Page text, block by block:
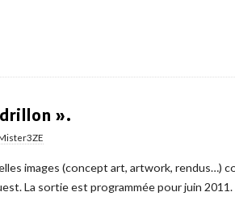
».
images (concept art, artwork, rendus…)
La sortie est programmée pour juin 2011.